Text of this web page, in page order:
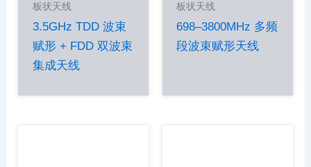
板状天线
3.5GHz TDD 波束
赋形 + FDD 双波束
集成天线
板状天线
698–3800MHz 多频
段波束赋形天线